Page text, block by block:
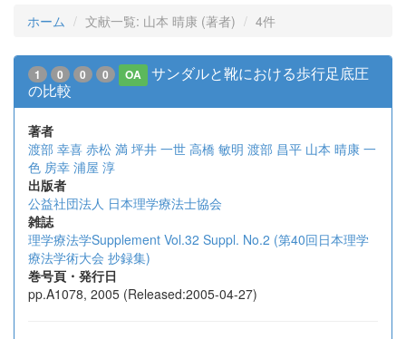
ホーム 文献一覧: 山本 晴康 (著者) 4件
1 0 0 0 OA
サンダルと靴における歩行足底圧
の比較
著者
渡部 幸喜 赤松 満 坪井 一世 高橋 敏明 渡部 昌平 山本 晴康 一
色 房幸 浦屋 淳
出版者
公益社団法人 日本理学療法士協会
雑誌
理学療法学Supplement Vol.32 Suppl. No.2 (第40回日本理学
療法学術大会 抄録集)
巻号頁・発行日
pp.A1078, 2005 (Released:2005-04-27)